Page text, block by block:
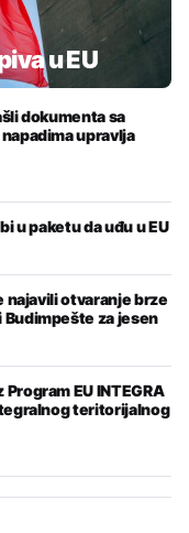
u EU
dokumenta sa
upravlja
u paketu da uđu u EU
najavili otvaranje brze
Budimpešte za jesen
EU INTEGRA
teritorijalnog